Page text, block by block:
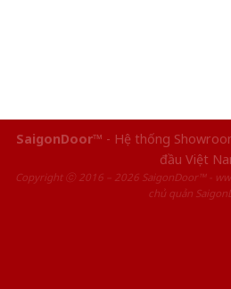
SaigonDoor™ - Hệ thống
đầu Việt
Copyright ⓒ 2016 – 2026 SaigonDoor™ -
chủ quản